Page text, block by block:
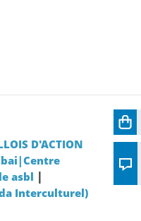
D'ACTION
asbl |
Interculturel)